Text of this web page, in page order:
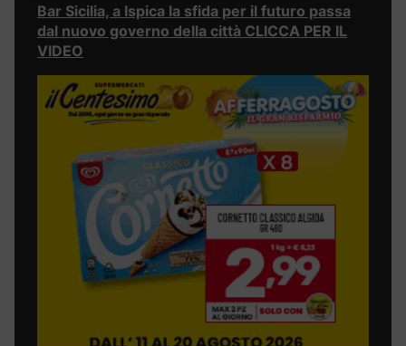
Bar Sicilia, a Ispica la sfida per il futuro passa
dal nuovo governo della città CLICCA PER IL
VIDEO